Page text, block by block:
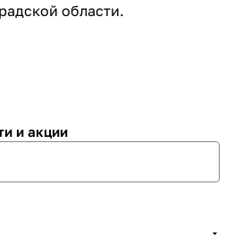
области.
и акции